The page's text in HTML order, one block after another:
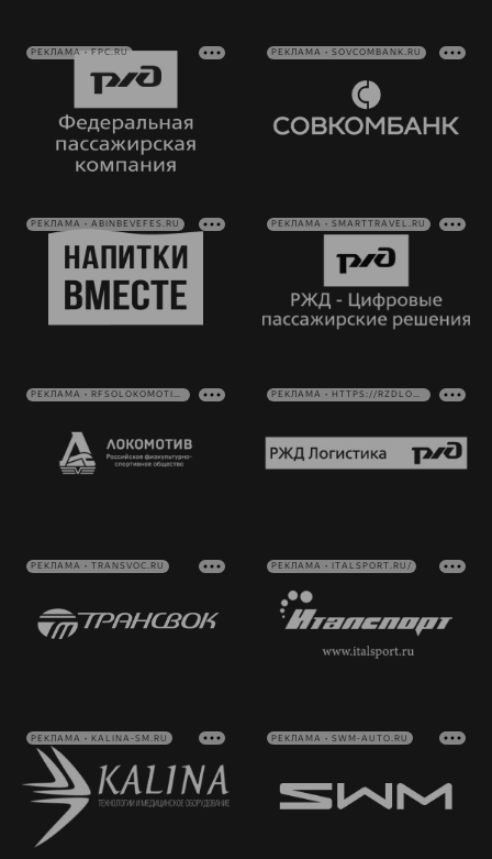
РЕКЛАМА • FPC.RU РЕКЛАМА • SOVCOMBANK.RU
РЕКЛАМА • ABINBEVEFES.RU РЕКЛАМА • SMARTTRAVEL.RU
РЕКЛАМА • RFSOLOKOMOTIV.RU РЕКЛАМА • HTTPS://RZDLOG.RU/
РЕКЛАМА • TRANSVOC.RU РЕКЛАМА • ITALSPORT.RU/
РЕКЛАМА • KALINA-SM.RU РЕКЛАМА • SWM-AUTO.RU